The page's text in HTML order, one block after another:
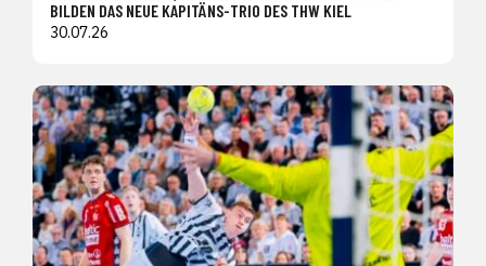
BILDEN DAS NEUE KAPITÄNS-TRIO DES THW KIEL
30.07.26